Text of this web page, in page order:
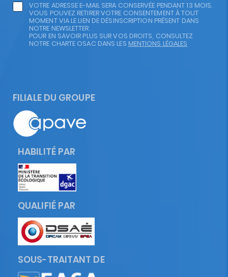
VOTRE ADRESSE E-MAIL SERA CONSERVÉE PENDANT 13 MOIS.
VOUS POUVEZ RETIRER VOTRE CONSENTEMENT À TOUT
MOMENT VIA LE LIEN DE DÉSINSCRIPTION PRÉSENT DANS
NOTRE NEWSLETTER.
POUR EN SAVOIR PLUS SUR VOS DROITS, CONSULTEZ
NOTRE CHARTE OSAC DANS LES MENTIONS LÉGALES
FILIALE DU GROUPE
HABILITÉ PAR
QUALIFIÉ PAR
SOUS-TRAITANT DE